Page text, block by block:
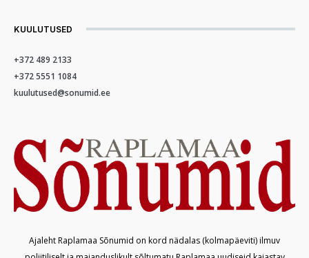
KUULUTUSED
+372 489 2133
+372 5551 1084
kuulutused@sonumid.ee
Ajaleht Raplamaa Sõnumid on kord nädalas (kolmapäeviti) ilmuv